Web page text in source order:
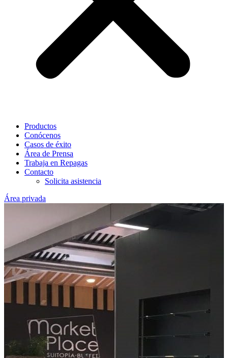
Productos
Conócenos
Casos de éxito
Área de Prensa
Trabaja en Repagas
Contacto
Solicita asistencia
Área privada